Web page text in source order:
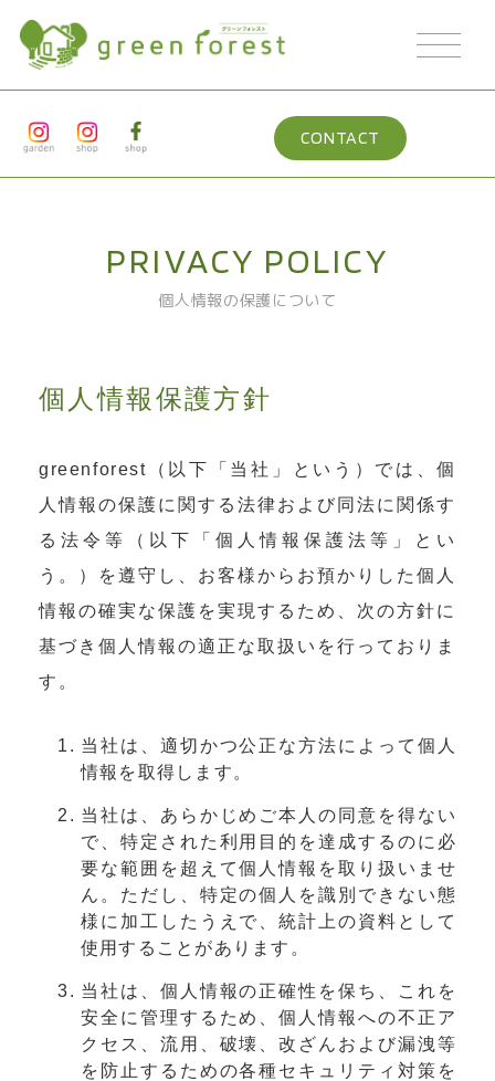
CONTACT
PRIVACY POLICY
個人情報の保護について
個人情報保護方針
greenforest（以下「当社」という）では、個
人情報の保護に関する法律および同法に関係す
る法令等（以下「個人情報保護法等」とい
う。）を遵守し、お客様からお預かりした個人
情報の確実な保護を実現するため、次の方針に
基づき個人情報の適正な取扱いを行っておりま
す。
当社は、適切かつ公正な方法によって個人
情報を取得します。
当社は、あらかじめご本人の同意を得ない
で、特定された利用目的を達成するのに必
要な範囲を超えて個人情報を取り扱いませ
ん。ただし、特定の個人を識別できない態
様に加工したうえで、統計上の資料として
使用することがあります。
当社は、個人情報の正確性を保ち、これを
安全に管理するため、個人情報への不正ア
クセス、流用、破壊、改ざんおよび漏洩等
を防止するための各種セキュリティ対策を